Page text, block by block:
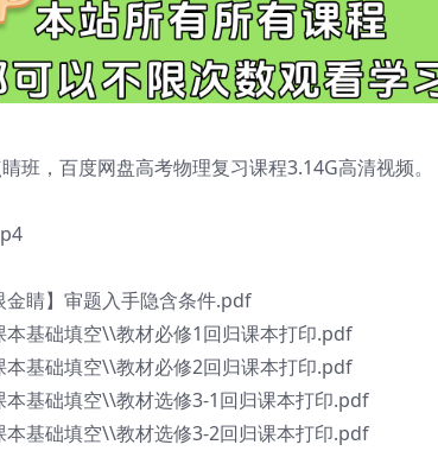
班，百度网盘高考物理复习课程3.14G高清视频。
睛】审题入手隐含条件.pdf
基础填空\\教材必修1回归课本打印.pdf
基础填空\\教材必修2回归课本打印.pdf
基础填空\\教材选修3-1回归课本打印.pdf
基础填空\\教材选修3-2回归课本打印.pdf